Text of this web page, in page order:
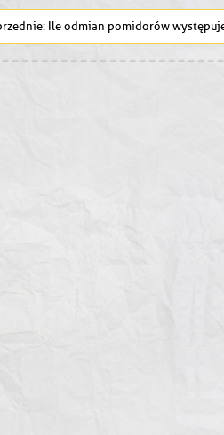
Ile odmian pomidorów